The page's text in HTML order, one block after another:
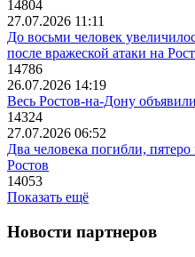
14804
27.07.2026 11:11
До восьми человек
после вражеской атаки на
14786
26.07.2026 14:19
Весь Ростов-на-Дону
14324
27.07.2026 06:52
Два человека погибли,
Ростов
14053
Показать ещё
Новости партнеров